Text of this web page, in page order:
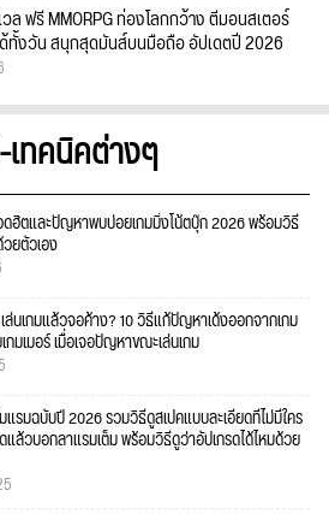
วล ฟรี MMORPG ท่องโลกกว้าง ตีมอนสเตอร์
ทั้งวัน สนุกสุดมันส์บนมือถือ อัปเดตปี 2026
ทคนิคต่างๆ
ดฮิตและปัญหาพบบ่อยเกมมิ่งโน้ตบุ๊ก 2026 พร้อมวิธี
ยตัวเอง
ล่นเกมแล้วจอค้าง? 10 วิธีแก้ปัญหาเด้งออกจากเกม
มเมอร์ เมื่อเจอปัญหาขณะเล่นเกม
แรมฉบับปี 2026 รวมวิธีดูสเปคแบบละเอียดที่ไม่มีใคร
แล้วบอกลาแรมเต็ม พร้อมวิธีดูว่าอัปเกรดได้ไหมด้วย